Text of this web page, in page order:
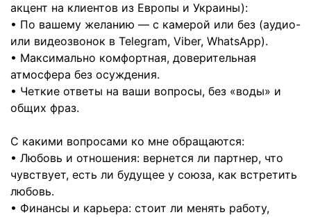
акцент на клиентов из Европы и Украины):
• По вашему желанию — с камерой или без (аудио-
или видеозвонок в Telegram, Viber, WhatsApp).
• Максимально комфортная, доверительная
атмосфера без осуждения.
• Четкие ответы на ваши вопросы, без «воды» и
общих фраз.
С какими вопросами ко мне обращаются:
• Любовь и отношения: вернется ли партнер, что
чувствует, есть ли будущее у союза, как встретить
любовь.
• Финансы и карьера: стоит ли менять работу,